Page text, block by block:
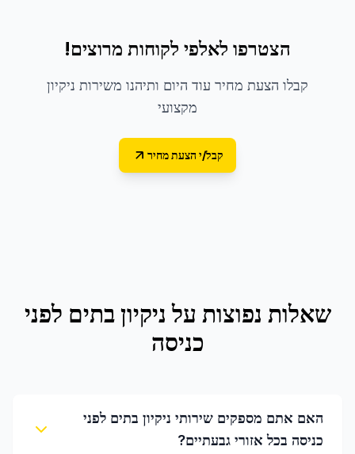
הצטרפו לאלפי לקוחות מרוצים!
קבלו הצעת מחיר עוד היום ותיהנו משירות ניקיון
מקצועי
קבל/י הצעת מחיר
שאלות נפוצות על ניקיון בתים לפני
כניסה
האם אתם מספקים שירותי ניקיון בתים לפני
כניסה בכל אזורי גבעתיים?